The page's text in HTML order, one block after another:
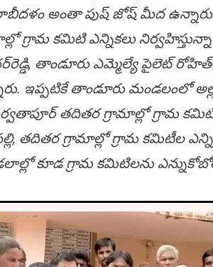
అంతా పుష్ జోష్ మీద
గ్రామ క‌మిటి ఎన్నిక‌లు
తాండూరు ఎమ్మెల్యే పైలెట్
ఇప్ప‌టికే తాండూరు మండ‌లంలో
త‌దిత‌ర గ్రామాల్లో గ్రామ
త‌దిత‌ర గ్రామాల్లో గ్రామ క‌మిటీల
కూడ గ్రామ క‌మిటిల‌ను